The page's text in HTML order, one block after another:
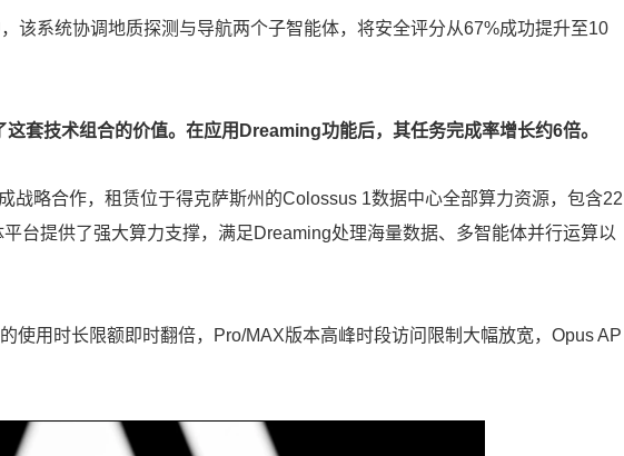
该系统协调地质探测与导航两个子智能体，将安全评分从67%成功提升至10
套技术组合的价值。在应用Dreaming功能后，其任务完成率增长约6倍。
战略合作，租赁位于得克萨斯州的Colossus 1数据中心全部算力资源，包含22
台提供了强大算力支撑，满足Dreaming处理海量数据、多智能体并行运算以
使用时长限额即时翻倍，Pro/MAX版本高峰时段访问限制大幅放宽，Opus AP